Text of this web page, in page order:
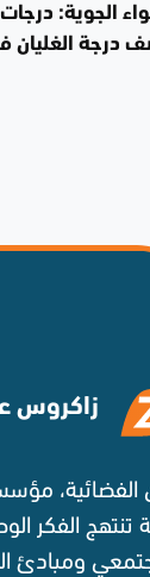
الجوية:
درجة
زاكروس
تنتهج الفكر
ومبادئ